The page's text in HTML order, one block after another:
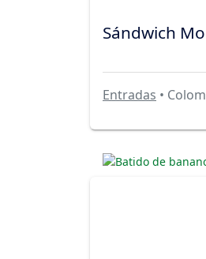
Sándwich
Entradas •